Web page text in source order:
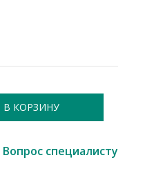
В КОРЗИНУ
Вопрос специалисту